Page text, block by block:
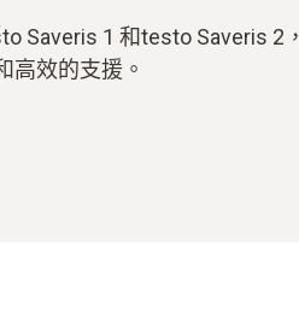
Saveris 1 和testo Saveris 2，
高效的支援。